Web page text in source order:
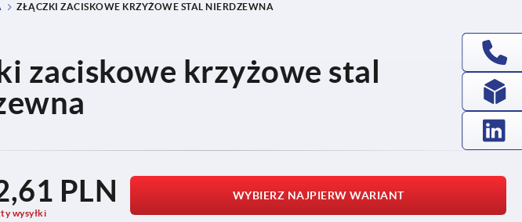
ZŁĄCZKI ZACISKOWE KRZYŻOWE STAL NIERDZEWNA
zaciskowe krzyżowe stal
PLN
wysyłki
WYBIERZ NAJPIERW WARIANT